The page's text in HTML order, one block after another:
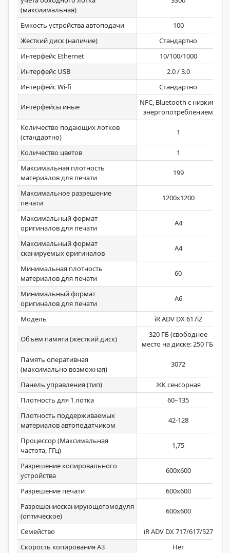
(максиимальная)
Емкость устройства автоподачи
100
Жесткий диск (наличие)
Стандартно
Интерфейс Ethernet
10/100/1000
Интерфейс USB
2.0 / 3.0
Интерфейс Wi-fi
Стандартно
Интерфейсы иные
NFC, Bluetooth с низким
энергопотреблением
Количество подающих лотков
(стандартно)
1
Количество цветов
1
Максимальная плотность
материалов для печати
199
Максимальное разрешение
печати
1200х1200
Максимальный формат
оригиналов для печати
А4
Максимальный формат
сканируемых оригиналов
А4
Минимальная плотность
материалов для печати
60
Минимальный формат
оригиналов для печати
А6
Модель iR ADV DX 617iZ
Объем памяти (жесткий диск)
320 ГБ (свободное
место на диске: 250 ГБ)
Память оперативная
(максимально возможная)
3072
Панель управления (тип)
ЖК сенсорная
Плотность для 1 лотка
60–135
Плотность поддерживаемых
материалов автоподатчиком
42-128
Процессор (Максимальная
частота, ГГц)
1,75
Разрешение копировального
устройства
600х600
Разрешение печати
600х600
Разрешениесканирующегомодуля
(оптическое)
600х600
Семейство
iR ADV DX 717/617/527
Скорость копирования А3
Нет